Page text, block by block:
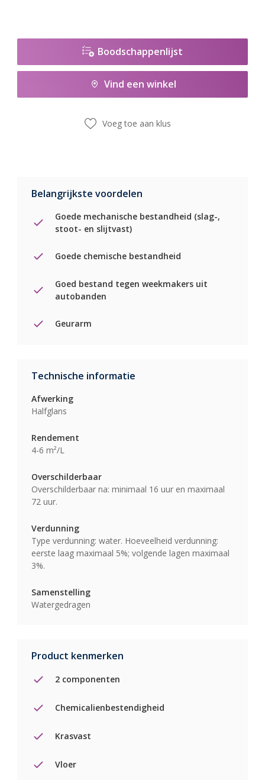
Boodschappenlijst
Vind een winkel
Voeg toe aan klus
Belangrijkste voordelen
Goede mechanische bestandheid (slag-,
stoot- en slijtvast)
Goede chemische bestandheid
Goed bestand tegen weekmakers uit
autobanden
Geurarm
Technische informatie
Afwerking
Halfglans
Rendement
4-6 m²/L
Overschilderbaar
Overschilderbaar na: minimaal 16 uur en maximaal
72 uur.
Verdunning
Type verdunning: water. Hoeveelheid verdunning:
eerste laag maximaal 5%; volgende lagen maximaal
3%.
Samenstelling
Watergedragen
Product kenmerken
2 componenten
Chemicalienbestendigheid
Krasvast
Vloer